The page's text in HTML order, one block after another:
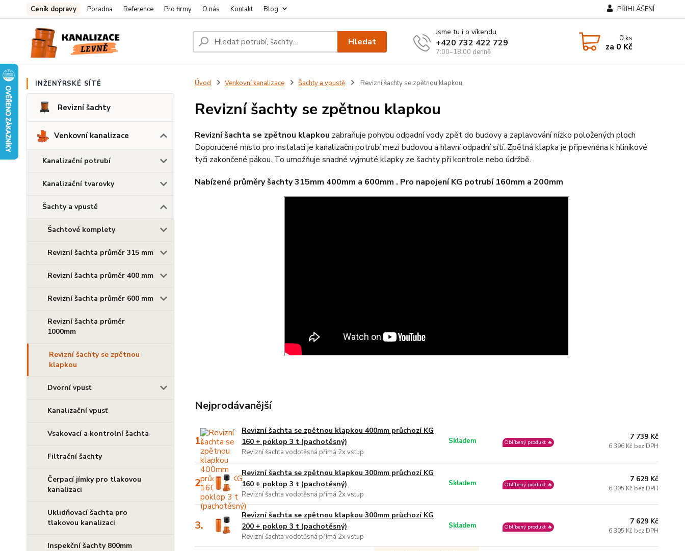
Ceník dopravy Poradna Reference Pro firmy O nás Kontakt Blog PŘIHLÁŠENÍ
Hledat
Jsme tu i o víkendu
+420 732 422 729
7:00–18:00 denně
0ks
za 0 Kč
INŽENÝRSKÉ SÍTĚ
Revizní šachty
Venkovní kanalizace
Kanalizační potrubí
Kanalizační tvarovky
Šachty a vpustě
Šachtové komplety
Revizní šachta průměr 315 mm
Revizní šachta průměr 400 mm
Revizní šachta průměr 600 mm
Revizní šachta průměr
1000mm
Revizní šachty se zpětnou
klapkou
Dvorní vpusť
Kanalizační vpusť
Vsakovací a kontrolní šachta
Filtrační šachty
Čerpací jímky pro tlakovou
kanalizaci
Uklidňovací šachta pro
tlakovou kanalizaci
Inspekční šachty 800mm
Úvod Venkovní kanalizace Šachty a vpustě Revizní šachty se zpětnou klapkou
Revizní šachty se zpětnou klapkou
Revizní šachta se zpětnou klapkou zabraňuje pohybu odpadní vody zpět do budovy a zaplavování nízko položených ploch
Doporučené místo pro instalaci je kanalizační potrubí mezi budovou a hlavní odpadní sítí. Zpětná klapka je připevněna k hliníkové
tyči zakončené pákou. To umožňuje snadné vyjmuté klapky ze šachty při kontrole nebo údržbě.
Nabízené průměry šachty 315mm 400mm a 600mm . Pro napojení KG potrubí 160mm a 200mm
Nejprodávanější
1.
Revizní šachta se zpětnou klapkou 400mm průchozí KG
160 + poklop 3 t (pachotěsný)
Revizní šachta vodotěsná přímá 2x vstup
Skladem Oblíbený produkt 🔥
7 739 Kč
6 396 Kč bez DPH
2.
Revizní šachta se zpětnou klapkou 300mm průchozí KG
160 + poklop 3 t (pachotěsný)
Revizní šachta vodotěsná přímá 2x vstup
Skladem Oblíbený produkt 🔥
7 629 Kč
6 305 Kč bez DPH
3.
Revizní šachta se zpětnou klapkou 300mm průchozí KG
200 + poklop 3 t (pachotěsný)
Revizní šachta vodotěsná přímá 2x vstup
Skladem Oblíbený produkt 🔥
7 629 Kč
6 305 Kč bez DPH